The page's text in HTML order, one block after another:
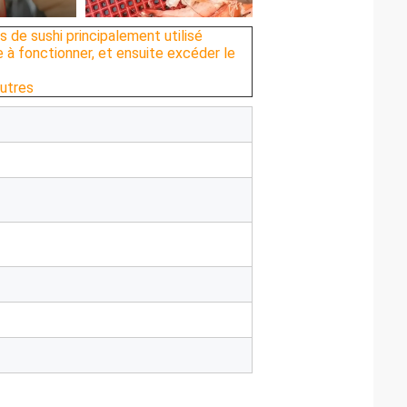
de sushi principalement utilisé
à fonctionner, et ensuite excéder le